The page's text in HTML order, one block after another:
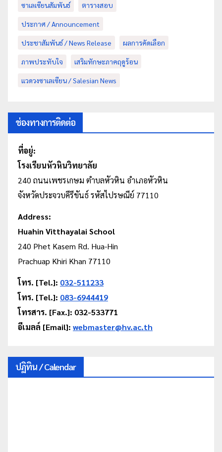
ซาเลเซียนสัมพันธ์ ตารางสอบ
ประกาศ / Announcement
ประชาสัมพันธ์ / News Release ผลการคัดเลือก
ภาพประทับใจ เสริมทักษะภาคฤดูร้อน
แวดวงซาเลเซียน / Salesian News
ช่องทางการติดต่อ
ที่อยู่:
โรงเรียนหัวหินวิทยาลัย
240 ถนนเพชรเกษม ตำบลหัวหิน อำเภอหัวหิน
จังหวัดประจวบคีรีขันธ์ รหัสไปรษณีย์ 77110
Address:
Huahin Vitthayalai School
240 Phet Kasem Rd. Hua-Hin
Prachuap Khiri Khan 77110
โทร. [Tel.]: 032-511233
โทร. [Tel.]: 083-6944419
โทรสาร. [Fax.]: 032-533771
อีเมลล์ [Email]: webmaster@hv.ac.th
ปฏิทิน / Calendar